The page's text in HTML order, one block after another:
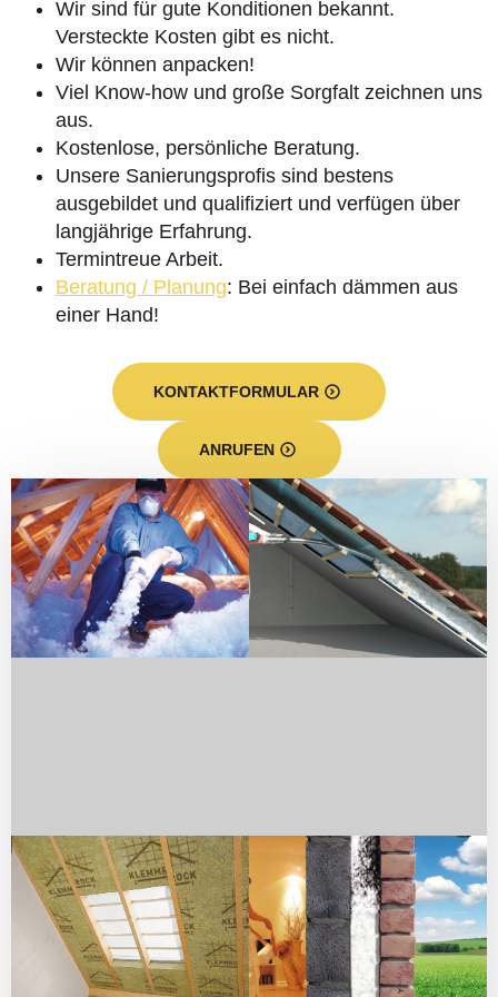
Wir sind für gute Konditionen bekannt.
Versteckte Kosten gibt es nicht.
Wir können anpacken!
Viel Know-how und große Sorgfalt zeichnen uns
aus.
Kostenlose, persönliche Beratung.
Unsere Sanierungsprofis sind bestens
ausgebildet und qualifiziert und verfügen über
langjährige Erfahrung.
Termintreue Arbeit.
Beratung / Planung: Bei einfach dämmen aus
einer Hand!
KONTAKTFORMULAR
ANRUFEN